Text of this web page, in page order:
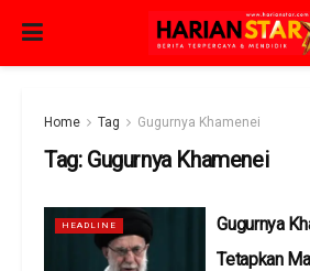
Home Tag Gugurnya Khamenei
Tag: Gugurnya Khamenei
HEADLINE
Gugurnya
Tetapkan